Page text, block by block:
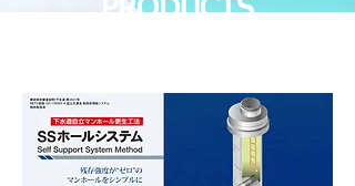
PRODUCTS